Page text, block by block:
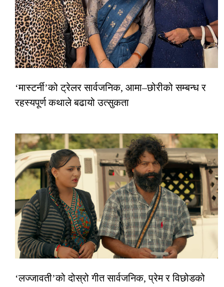
‘मास्टर्नी’को ट्रेलर सार्वजनिक, आमा–छोरीको सम्बन्ध र
रहस्यपूर्ण कथाले बढायो उत्सुकता
‘लज्जावती’को दोस्रो गीत सार्वजनिक, प्रेम र विछोडको